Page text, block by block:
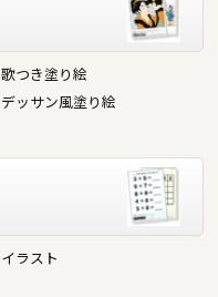
歌つき塗り絵
デッサン風塗り絵
イラスト